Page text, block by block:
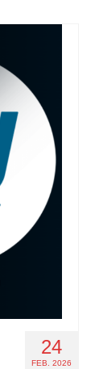
24
FEB. 2026